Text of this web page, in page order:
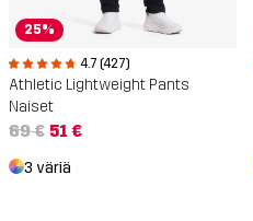
25%
4.7 (427)
Athletic Lightweight Pants
Naiset
69 € 51 €
3 väriä